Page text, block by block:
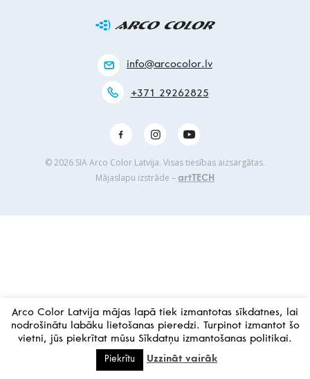
info@arcocolor.lv
+371 29262825
© 2026 SIA Arco Color Latvija. Visas tiesības aizsargātas.
Mājaslapu izstrāde – artTECH
Arco Color Latvija mājas lapā tiek izmantotas sīkdatnes, lai
nodrošinātu labāku lietošanas pieredzi. Turpinot izmantot šo
vietni, jūs piekrītat mūsu Sīkdatņu izmantošanas politikai.
Piekrītu Uzzināt vairāk